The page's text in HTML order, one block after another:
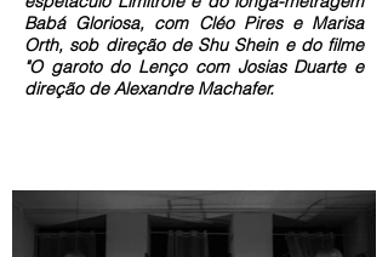
Babá Gloriosa, com Cléo Pires e Marisa
Orth, sob direção de Shu Shein e do filme
"O garoto do Lenço com Josias Duarte e
direção de Alexandre Machafer.